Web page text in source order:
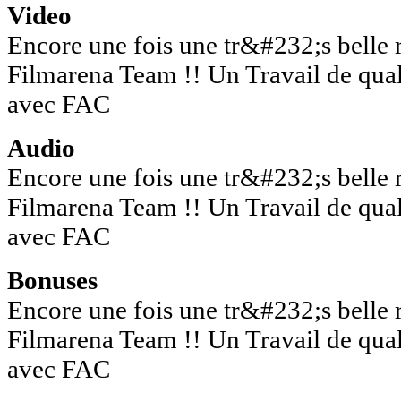
Video
Encore une fois une tr&#232;s belle
Filmarena Team !! Un Travail de
avec FAC
Audio
Encore une fois une tr&#232;s belle
Filmarena Team !! Un Travail de
avec FAC
Bonuses
Encore une fois une tr&#232;s belle
Filmarena Team !! Un Travail de
avec FAC